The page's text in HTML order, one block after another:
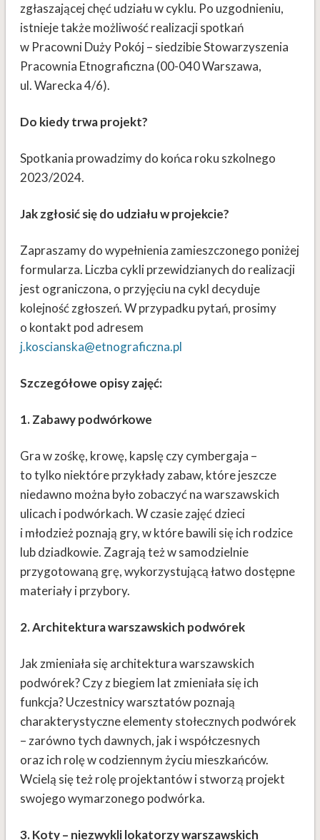
zgłaszającej chęć udziału w cyklu. Po uzgodnieniu,
istnieje także możliwość realizacji spotkań
w Pracowni Duży Pokój – siedzibie Stowarzyszenia
Pracownia Etnograficzna (00-040 Warszawa,
ul. Warecka 4/6).
Do kiedy trwa projekt?
Spotkania prowadzimy do końca roku szkolnego
2023/2024.
Jak zgłosić się do udziału w projekcie?
Zapraszamy do wypełnienia zamieszczonego poniżej
formularza. Liczba cykli przewidzianych do realizacji
jest ograniczona, o przyjęciu na cykl decyduje
kolejność zgłoszeń. W przypadku pytań, prosimy
o kontakt pod adresem
j.koscianska@etnograficzna.pl
Szczegółowe opisy zajęć:
1. Zabawy podwórkowe
Gra w zośkę, krowę, kapslę czy cymbergaja –
to tylko niektóre przykłady zabaw, które jeszcze
niedawno można było zobaczyć na warszawskich
ulicach i podwórkach. W czasie zajęć dzieci
i młodzież poznają gry, w które bawili się ich rodzice
lub dziadkowie. Zagrają też w samodzielnie
przygotowaną grę, wykorzystującą łatwo dostępne
materiały i przybory.
2. Architektura warszawskich podwórek
Jak zmieniała się architektura warszawskich
podwórek? Czy z biegiem lat zmieniała się ich
funkcja? Uczestnicy warsztatów poznają
charakterystyczne elementy stołecznych podwórek
– zarówno tych dawnych, jak i współczesnych
oraz ich rolę w codziennym życiu mieszkańców.
Wcielą się też rolę projektantów i stworzą projekt
swojego wymarzonego podwórka.
3. Koty – niezwykli lokatorzy warszawskich